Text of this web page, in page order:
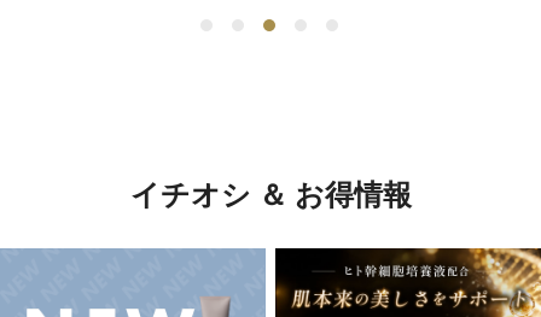
イチオシ ＆ お得情報